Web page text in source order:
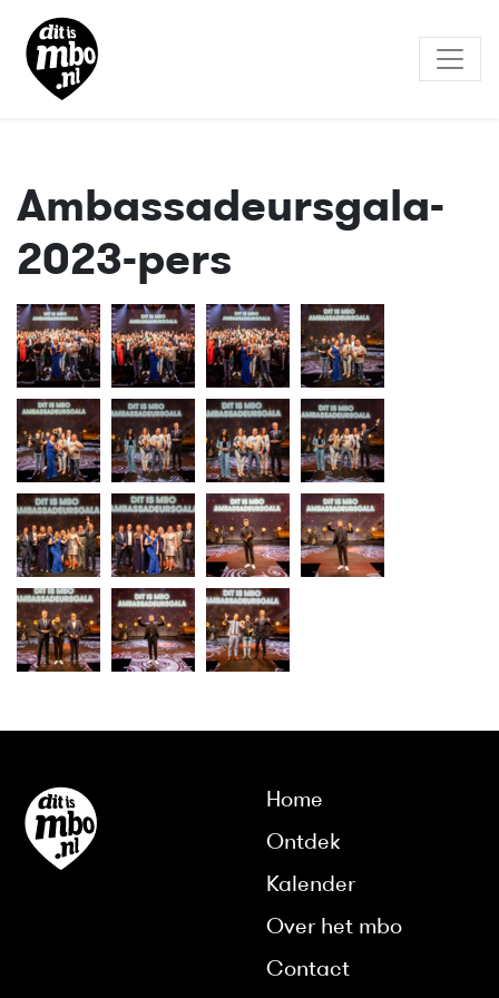
Ambassadeursgala-
2023-pers
Home
Ontdek
Kalender
Over het mbo
Contact